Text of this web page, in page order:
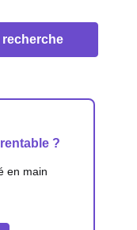
recherche
?
en main